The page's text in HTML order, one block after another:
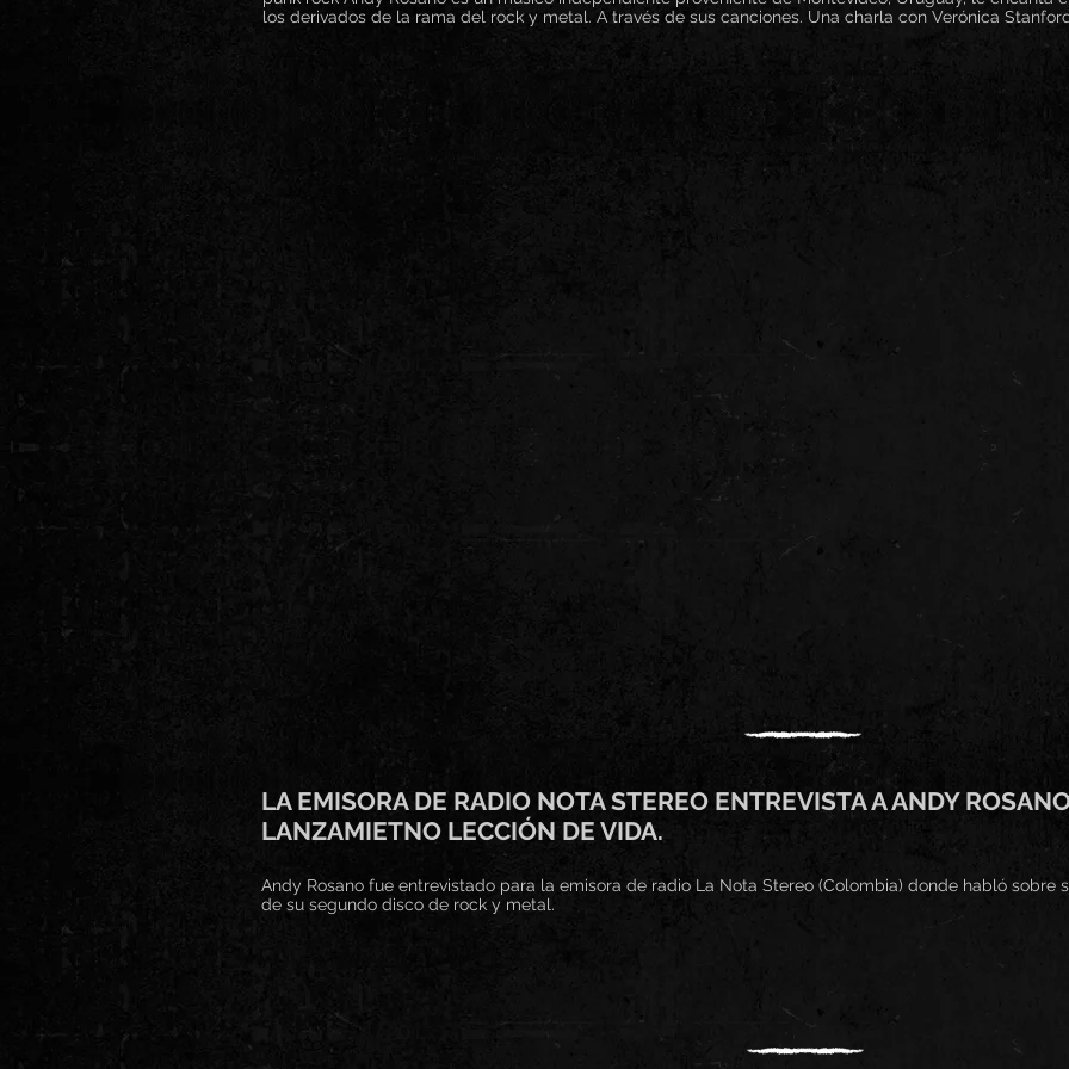
los derivados de la rama del rock y metal. A través de sus canciones. Una charla con Verónica
LA EMISORA DE RADIO NOTA STEREO ENTREVISTA A ANDY
LANZAMIETNO LECCIÓN DE VIDA.
Andy Rosano fue entrevistado para la emisora de radio La Nota Stereo (Colombia) donde habló sobre
de su segundo disco de rock y metal.